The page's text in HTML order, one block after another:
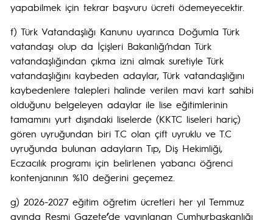
yapabilmek için tekrar başvuru ücreti ödemeyecektir.
f) Türk Vatandaşlığı Kanunu uyarınca Doğumla Türk
vatandaşı olup da İçişleri Bakanlığı’ndan Türk
vatandaşlığından çıkma izni almak suretiyle Türk
vatandaşlığını kaybeden adaylar, Türk vatandaşlığını
kaybedenlere talepleri halinde verilen mavi kart sahibi
olduğunu belgeleyen adaylar ile lise eğitimlerinin
tamamını yurt dışındaki liselerde (KKTC liseleri hariç)
gören uyruğundan biri T.C olan çift uyruklu ve T.C
uyruğunda bulunan adayların Tıp, Diş Hekimliği,
Eczacılık programı için belirlenen yabancı öğrenci
kontenjanının %10 değerini geçemez.
g) 2026-2027 eğitim öğretim ücretleri her yıl Temmuz
ayında Resmi Gazete’de yayınlanan Cumhurbaşkanlığı